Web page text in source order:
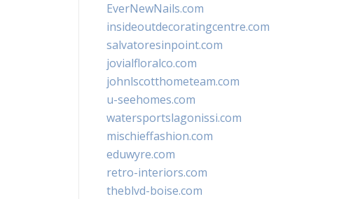
EverNewNails.com
insideoutdecoratingcentre.com
salvatoresinpoint.com
jovialfloralco.com
johnlscotthometeam.com
u-seehomes.com
watersportslagonissi.com
mischieffashion.com
eduwyre.com
retro-interiors.com
theblvd-boise.com